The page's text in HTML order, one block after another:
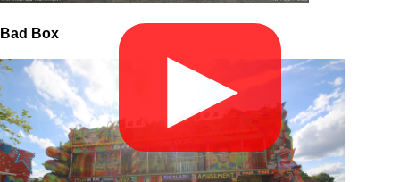
▶
Bad Box